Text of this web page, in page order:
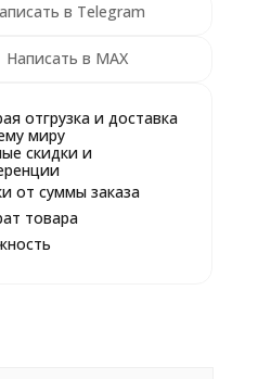
в Telegram
Написать в MAX
отгрузка и доставка
миру
скидки и
от суммы заказа
товара